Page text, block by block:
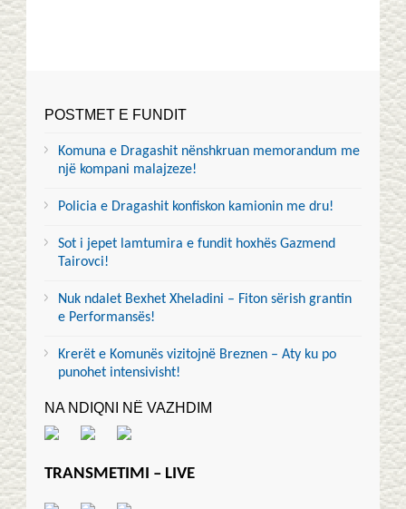
POSTMET E FUNDIT
Komuna e Dragashit nënshkruan memorandum me
një kompani malajzeze!
Policia e Dragashit konfiskon kamionin me dru!
Sot i jepet lamtumira e fundit hoxhës Gazmend
Tairovci!
Nuk ndalet Bexhet Xheladini – Fiton sërish grantin
e Performansës!
Krerët e Komunës vizitojnë Breznen – Aty ku po
punohet intensivisht!
NA NDIQNI NË VAZHDIM
TRANSMETIMI – LIVE